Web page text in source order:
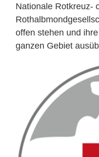
Nationale Rotkreuz-
offen stehen und
ganzen Gebiet